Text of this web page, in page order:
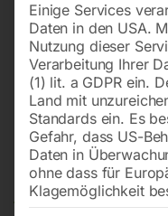
Hartmetall
Einige Services
Daten in den USA.
Nutzung dieser
Verarbeitung Ihrer
(1) lit. a GDPR ein.
Land mit
Standards ein. Es
Gefahr, dass US-
Daten in
ohne dass für
Klagemöglichkeit